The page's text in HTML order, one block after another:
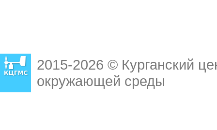
2015-2026 © Курганский
окружающей среды